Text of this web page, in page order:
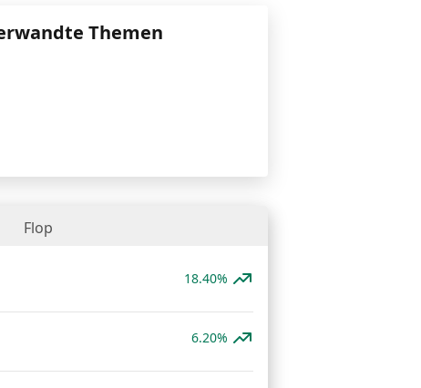
Themen
Flop
18.40%
6.20%